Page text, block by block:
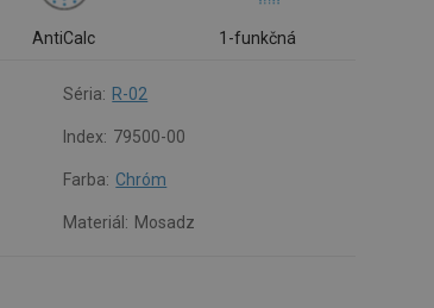
AntiCalc 1-funkčná
Séria: R-02
Index: 79500-00
Farba: Chróm
Materiál: Mosadz